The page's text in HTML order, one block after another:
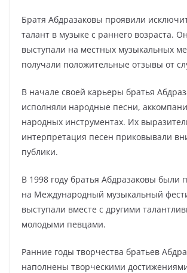
Братя Абдразаковы проявили
талант в музыке с раннего возраста.
выступали на местных музыкальных
получали положительные отзывы от
В начале своей карьеры братья
исполняли народные песни,
народных инструментах. Их
интерпретация песен приковывали
публики.
В 1998 году братья Абдразаковы были
на Международный музыкальный
выступали вместе с другими
молодыми певцами.
Ранние годы творчества братьев
наполнены творческими